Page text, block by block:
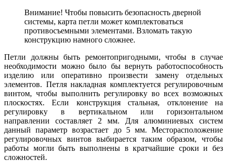
Внимание! Чтобы повысить безопасность дверной
системы, карта петли может комплектоваться
противосъемными элементами. Взломать такую
конструкцию намного сложнее.
Петли должны быть ремонтопригодными, чтобы в случае
необходимости можно было бы вернуть работоспособность
изделию или оперативно произвести замену отдельных
элементов. Петля накладная комплектуется регулировочным
винтом, чтобы выполнить регулировку во всех возможных
плоскостях. Если конструкция стальная, отклонение на
регулировку в вертикальном или горизонтальном
направлении составляет 2 мм. Для алюминиевых систем
данный параметр возрастает до 5 мм. Месторасположение
регулировочных винтов выбирается таким образом, чтобы
работы могли быть выполнены в кратчайшие сроки и без
сложностей.